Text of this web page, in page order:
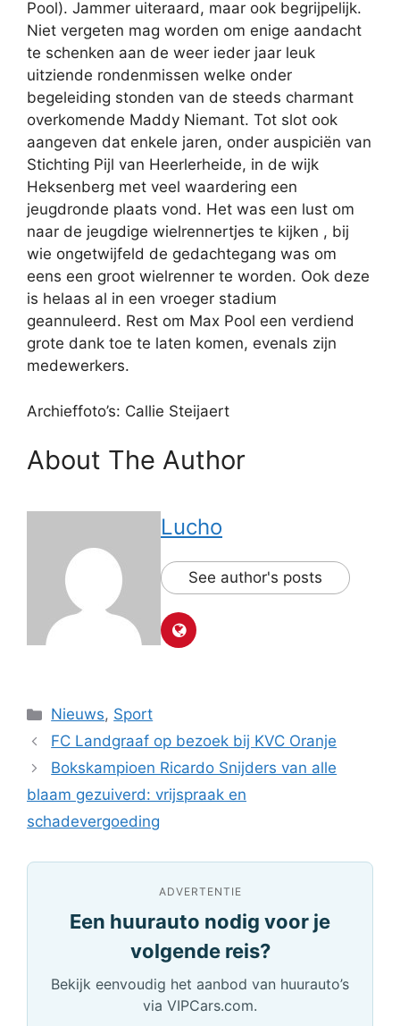
Pool). Jammer uiteraard, maar ook begrijpelijk.
Niet vergeten mag worden om enige aandacht
te schenken aan de weer ieder jaar leuk
uitziende rondenmissen welke onder
begeleiding stonden van de steeds charmant
overkomende Maddy Niemant. Tot slot ook
aangeven dat enkele jaren, onder auspiciën van
Stichting Pijl van Heerlerheide, in de wijk
Heksenberg met veel waardering een
jeugdronde plaats vond. Het was een lust om
naar de jeugdige wielrennertjes te kijken , bij
wie ongetwijfeld de gedachtegang was om
eens een groot wielrenner te worden. Ook deze
is helaas al in een vroeger stadium
geannuleerd. Rest om Max Pool een verdiend
grote dank toe te laten komen, evenals zijn
medewerkers.
Archieffoto’s: Callie Steijaert
About The Author
Lucho
See author's posts
Categorieën
Nieuws, Sport
FC Landgraaf op bezoek bij KVC Oranje
Bokskampioen Ricardo Snijders van alle
blaam gezuiverd: vrijspraak en
schadevergoeding
ADVERTENTIE
Een huurauto nodig voor je
volgende reis?
Bekijk eenvoudig het aanbod van huurauto’s
via VIPCars.com.